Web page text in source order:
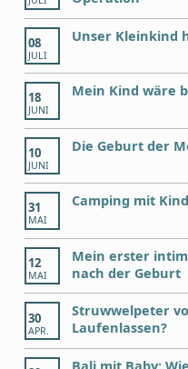
08
JULI
Unser Kleinkind
18
JUNI
Mein Kind wäre
10
JUNI
Die Geburt der
31
MAI
Camping mit
12
MAI
Mein erster
nach der Geburt
30
APR.
Struwwelpeter
Laufenlassen?